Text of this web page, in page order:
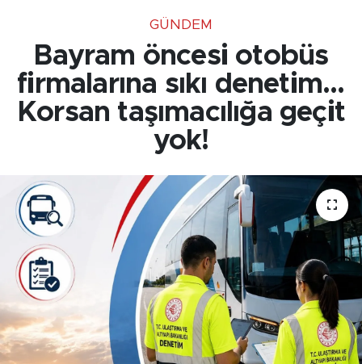
GÜNDEM
Bayram öncesi otobüs
firmalarına sıkı denetim...
Korsan taşımacılığa geçit
yok!